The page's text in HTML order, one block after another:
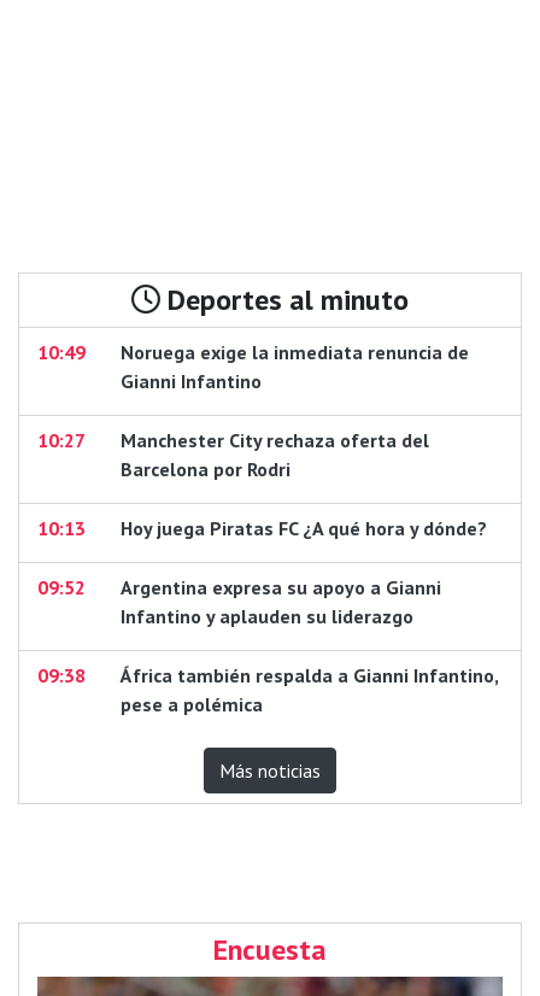
Deportes al minuto
10:49
Noruega exige la inmediata renuncia de
Gianni Infantino
10:27
Manchester City rechaza oferta del
Barcelona por Rodri
10:13 Hoy juega Piratas FC ¿A qué hora y dónde?
09:52
Argentina expresa su apoyo a Gianni
Infantino y aplauden su liderazgo
09:38
África también respalda a Gianni Infantino,
pese a polémica
Más noticias
Encuesta